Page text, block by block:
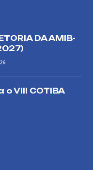
DA AMIB-
o VIII COTIBA